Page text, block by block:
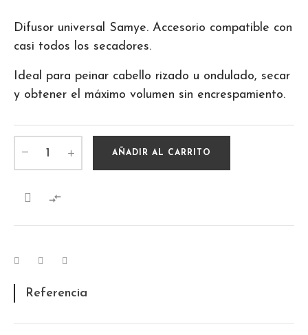
Difusor universal Samye. Accesorio compatible con
casi todos los secadores.
Ideal para peinar cabello rizado u ondulado, secar
y obtener el máximo volumen sin encrespamiento.
AÑADIR AL CARRITO

Referencia